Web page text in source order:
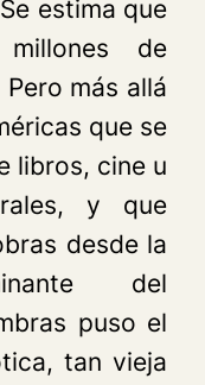
estima que
de
más allá
que se
libros, cine u
y que
desde la
del
puso el
tan vieja